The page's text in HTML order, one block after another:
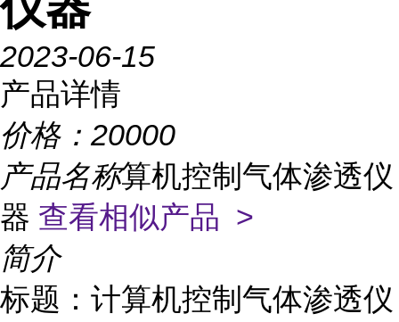
2023-06-15
产品详情
价格： 20000
产品名称算机控制气体渗透仪
器 查看相似产品 >
简介
标题： 计算机控制气体渗透仪